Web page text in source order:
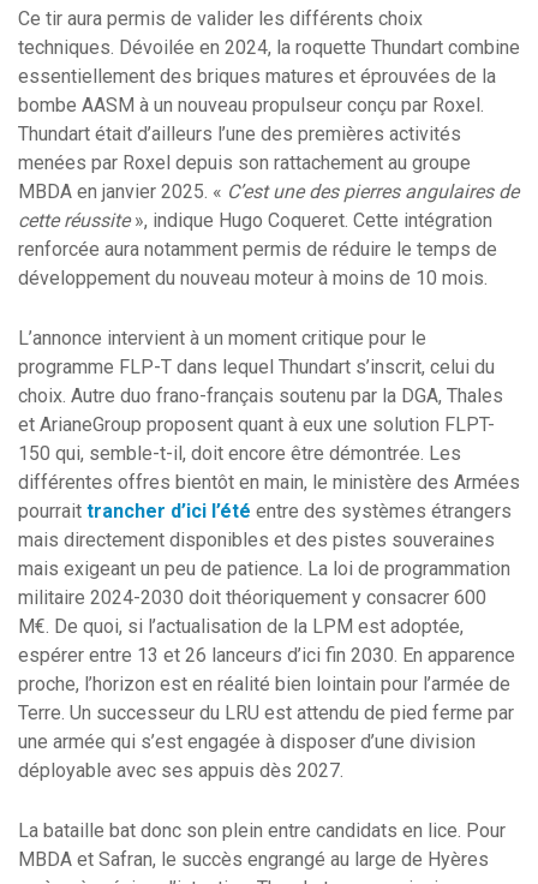
Ce tir aura permis de valider les différents choix
techniques. Dévoilée en 2024, la roquette Thundart combine
essentiellement des briques matures et éprouvées de la
bombe AASM à un nouveau propulseur conçu par Roxel.
Thundart était d’ailleurs l’une des premières activités
menées par Roxel depuis son rattachement au groupe
MBDA en janvier 2025. « C’est une des pierres angulaires de
cette réussite», indique Hugo Coqueret. Cette intégration
renforcée aura notamment permis de réduire le temps de
développement du nouveau moteur à moins de 10 mois.
L’annonce intervient à un moment critique pour le
programme FLP-T dans lequel Thundart s’inscrit, celui du
choix. Autre duo frano-français soutenu par la DGA, Thales
et ArianeGroup proposent quant à eux une solution FLPT-
150 qui, semble-t-il, doit encore être démontrée. Les
différentes offres bientôt en main, le ministère des Armées
pourrait trancher d’ici l’été entre des systèmes étrangers
mais directement disponibles et des pistes souveraines
mais exigeant un peu de patience. La loi de programmation
militaire 2024-2030 doit théoriquement y consacrer 600
M€. De quoi, si l’actualisation de la LPM est adoptée,
espérer entre 13 et 26 lanceurs d’ici fin 2030. En apparence
proche, l’horizon est en réalité bien lointain pour l’armée de
Terre. Un successeur du LRU est attendu de pied ferme par
une armée qui s’est engagée à disposer d’une division
déployable avec ses appuis dès 2027.
La bataille bat donc son plein entre candidats en lice. Pour
MBDA et Safran, le succès engrangé au large de Hyères